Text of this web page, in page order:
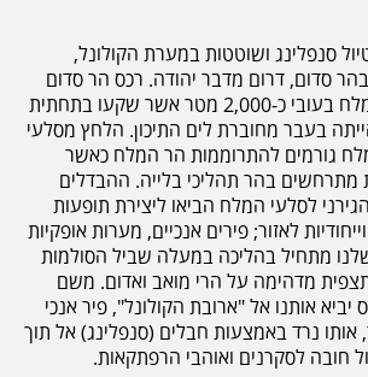
סנפלינג ושוטטות במערת הקולונל,
סדום, דרום מדבר יהודה. רכס הר סדום
בנוי משכבות סלעי מלח בעובי כ-2,000 מטר אשר שקעו בתחתית
בעבר מחוברת לים התיכון. הלחץ מסלעי
גורמים להתרוממות הר המלח כאשר
בהר תהליכי בלייה. ההבדלים
לסלעי המלח הביאו ליצירת תופעות
לאזור; פירים אנכיים, מערות אופקיות
מתחיל בהליכה במעלה שביל הסולמות
מדהימה על הרי מואב ואדום. משם
אותנו אל "ארובת הקולונל", פיר אנכי
75 מטר, אותו נרד באמצעות חבלים (סנפלינג) אל תוך
חובה לסקרנים ואוהבי הרפתקאות.